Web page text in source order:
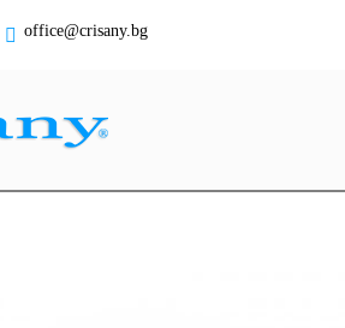
office@crisany.bg